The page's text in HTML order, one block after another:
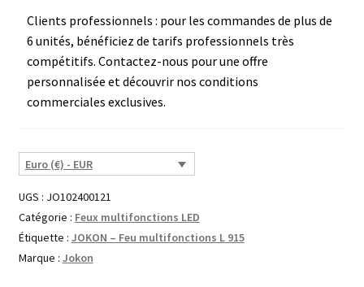
Clients professionnels : pour les commandes de plus de
6 unités, bénéficiez de tarifs professionnels très
compétitifs. Contactez-nous pour une offre
personnalisée et découvrir nos conditions
commerciales exclusives.
Euro (€) - EUR
UGS : JO102400121
Catégorie : Feux multifonctions LED
Étiquette : JOKON – Feu multifonctions L 915
Marque : Jokon